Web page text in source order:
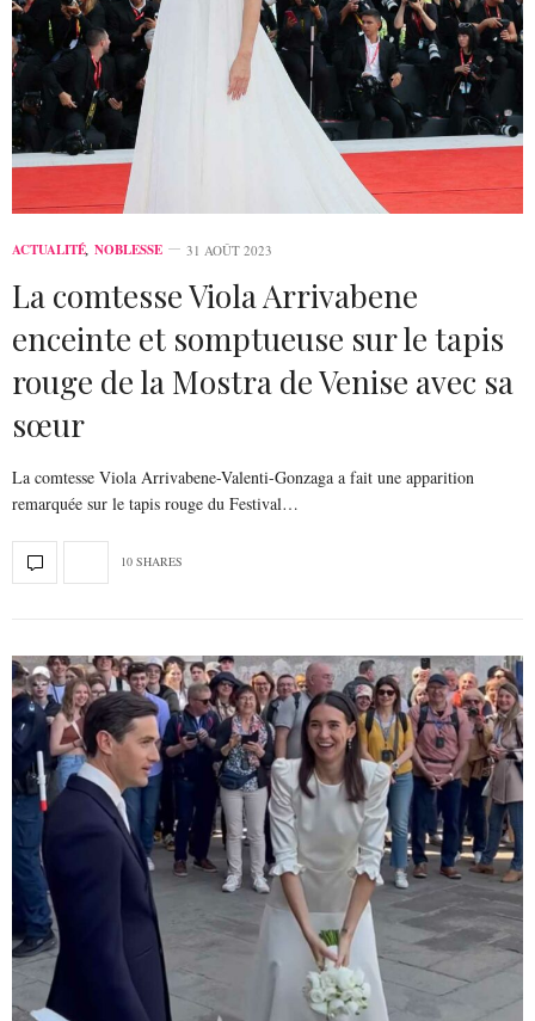
ACTUALITÉ, NOBLESSE 31 AOÛT 2023
La comtesse Viola Arrivabene
enceinte et somptueuse sur le tapis
rouge de la Mostra de Venise avec sa
sœur
La comtesse Viola Arrivabene-Valenti-Gonzaga a fait une apparition
remarquée sur le tapis rouge du Festival…
10 SHARES